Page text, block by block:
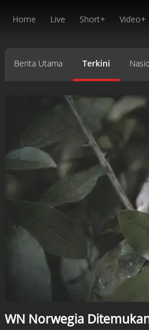
Home Live Short+ Video+
Berita Utama Terkini
WN Norwegia